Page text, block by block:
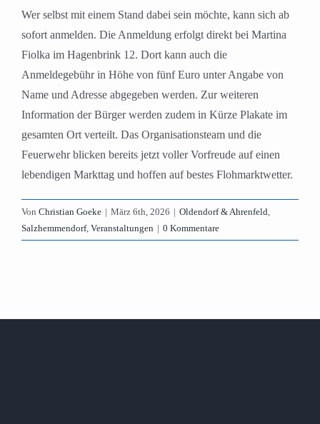
Wer selbst mit einem Stand dabei sein möchte, kann sich ab
sofort anmelden. Die Anmeldung erfolgt direkt bei Martina
Fiolka im Hagenbrink 12. Dort kann auch die
Anmeldegebühr in Höhe von fünf Euro unter Angabe von
Name und Adresse abgegeben werden. Zur weiteren
Information der Bürger werden zudem in Kürze Plakate im
gesamten Ort verteilt. Das Organisationsteam und die
Feuerwehr blicken bereits jetzt voller Vorfreude auf einen
lebendigen Markttag und hoffen auf bestes Flohmarktwetter.
Von Christian Goeke | März 6th, 2026 | Oldendorf & Ahrenfeld,
Salzhemmendorf, Veranstaltungen | 0 Kommentare